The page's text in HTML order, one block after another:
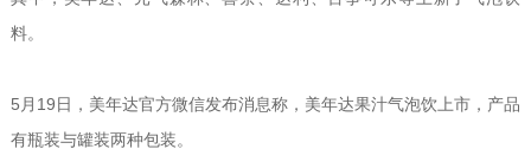
料。
5月19日，美年达官方微信发布消息称，美年达果汁气泡饮上市，产品
有瓶装与罐装两种包装。